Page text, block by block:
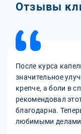
Отзывы
После курса
значительное
крепче, а боли в
рекомендовал
благодарна.
любимыми